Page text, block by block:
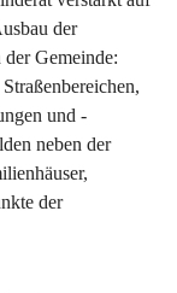
der
Gemeinde:
und -
neben der
der